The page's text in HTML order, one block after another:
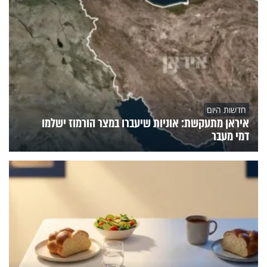
חדשות היום
איראן מתעקשת: אוניות שיעברו במצר הורמוז ישלמו
דמי מעבר